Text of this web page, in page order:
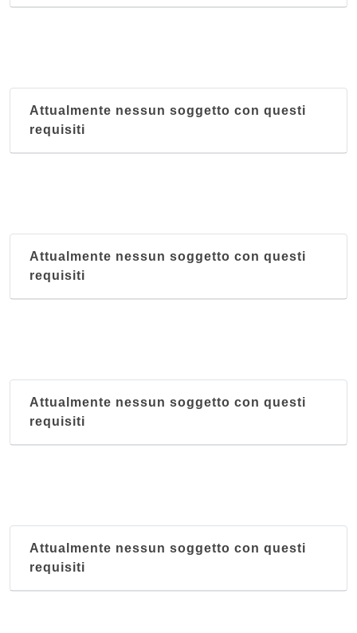
Attualmente nessun soggetto con questi
requisiti
Attualmente nessun soggetto con questi
requisiti
Attualmente nessun soggetto con questi
requisiti
Attualmente nessun soggetto con questi
requisiti